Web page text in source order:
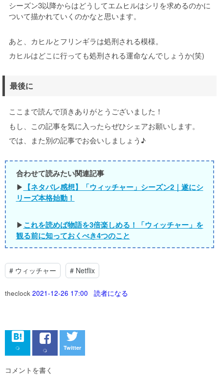
シーズン3以降からはどうしてエムヒルはシリを求めるのかに
ついて描かれていくのかなと思います。
あと、カヒルとフリンギラは処刑される模様。
カヒルはどこに行っても処刑される運命なんでしょうか(笑)
最後に
ここまで読んで頂きありがとうございました！
もし、この記事を気に入ったらぜひシェアお願いします。
では、また別の記事でお会いしましょう♪
合わせて読みたい関連記事
▶︎ 【ネタバレ感想】「ウィッチャー」シーズン2｜遂にシ
リーズ本格始動！
▶︎これを読めば物語を3倍楽しめる！「ウィッチャー」を
観る前に知っておくべき4つのこと
# ウィッチャー # Netflix
theclock 2021-12-26 17:00 読者になる
Twitter
コメントを書く